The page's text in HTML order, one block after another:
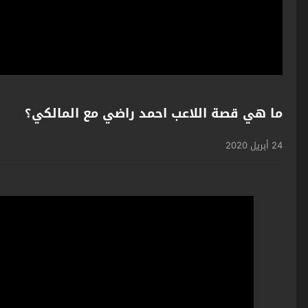
ما هي قصة اللاعب احمد راضي مع المالكي؟
24 أبريل 2020